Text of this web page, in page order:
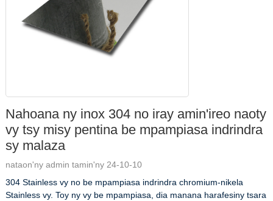
Nahoana ny inox 304 no iray amin'ireo naoty
vy tsy misy pentina be mpampiasa indrindra
sy malaza
nataon'ny admin tamin'ny 24-10-10
304 Stainless vy no be mpampiasa indrindra chromium-nikela
Stainless vy. Toy ny vy be mpampiasa, dia manana harafesiny tsara